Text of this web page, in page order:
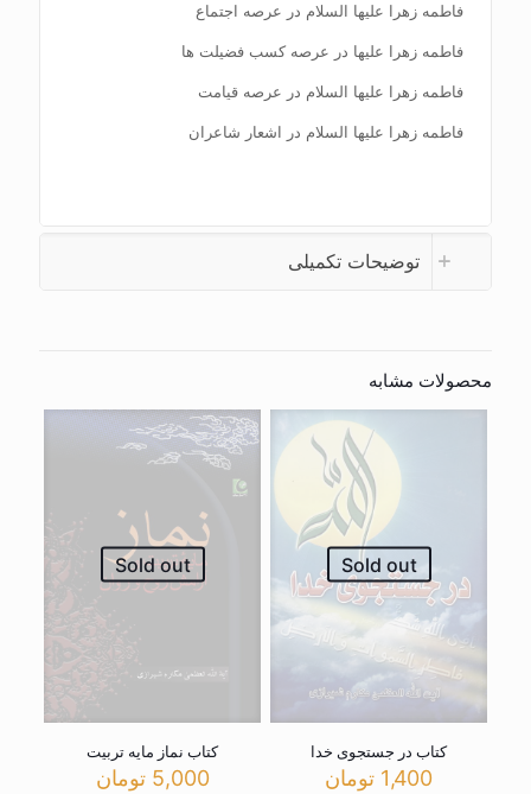
فاطمه زهرا علیها السلام در عرصه اجتماع
فاطمه زهرا علیها در عرصه کسب فضیلت ها
فاطمه زهرا علیها السلام در عرصه قیامت
فاطمه زهرا علیها السلام در اشعار شاعران
توضیحات تکمیلی
محصولات مشابه
Sold out
کتاب در جستجوی خدا
1,400 تومان
Sold out
کتاب نماز مایه تربیت
5,000 تومان